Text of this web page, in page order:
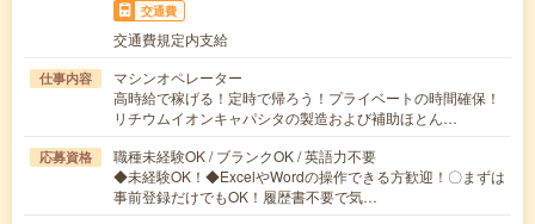
交通費
交通費規定内支給
仕事内容
マシンオペレーター
高時給で稼げる！定時で帰ろう！プライベートの時間確保！
リチウムイオンキャパシタの製造および補助ほとん…
応募資格
職種未経験OK / ブランクOK / 英語力不要
◆未経験OK！◆ExcelやWordの操作できる方歓迎！〇まずは
事前登録だけでもOK！履歴書不要で気…